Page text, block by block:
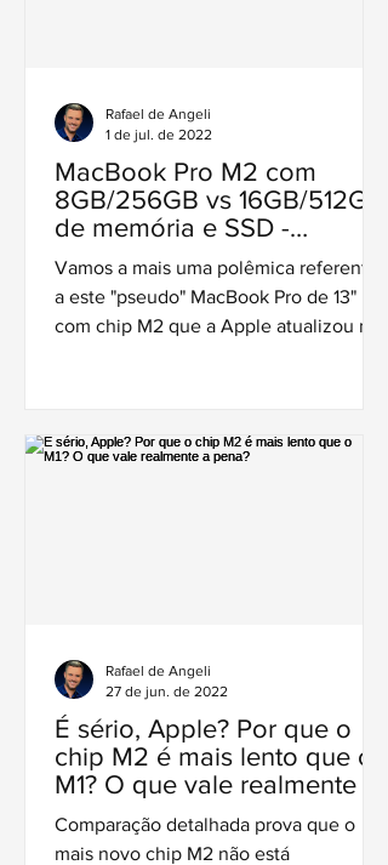
MacBook Pro M2 com
8GB/256GB vs 16GB/512GB
de memória e SSD -
Grandes diferenças de
desempenho
Vamos a mais uma polêmica referente
a este "pseudo" MacBook Pro de 13"
com chip M2 que a Apple atualizou na
Rafael de Angeli
1 de jul. de 2022
É sério, Apple? Por que o
chip M2 é mais lento que o
M1? O que vale realmente a
pena?
Comparação detalhada prova que o
mais novo chip M2 não está
Rafael de Angeli
27 de jun. de 2022